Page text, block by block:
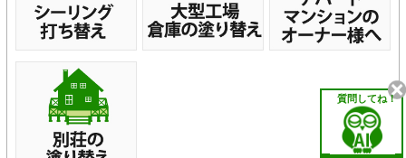
質問してね！